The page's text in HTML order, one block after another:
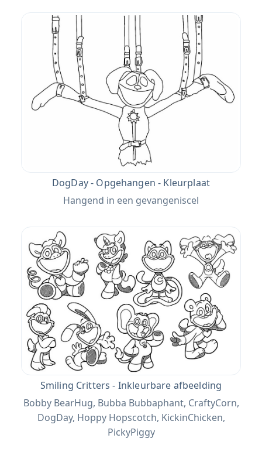
DogDay - Opgehangen - Kleurplaat
Hangend in een gevangeniscel
Smiling Critters - Inkleurbare afbeelding
Bobby BearHug, Bubba Bubbaphant, CraftyCorn,
DogDay, Hoppy Hopscotch, KickinChicken,
PickyPiggy